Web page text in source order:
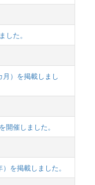
した。
）を掲載しまし
開催しました。
を掲載しました。